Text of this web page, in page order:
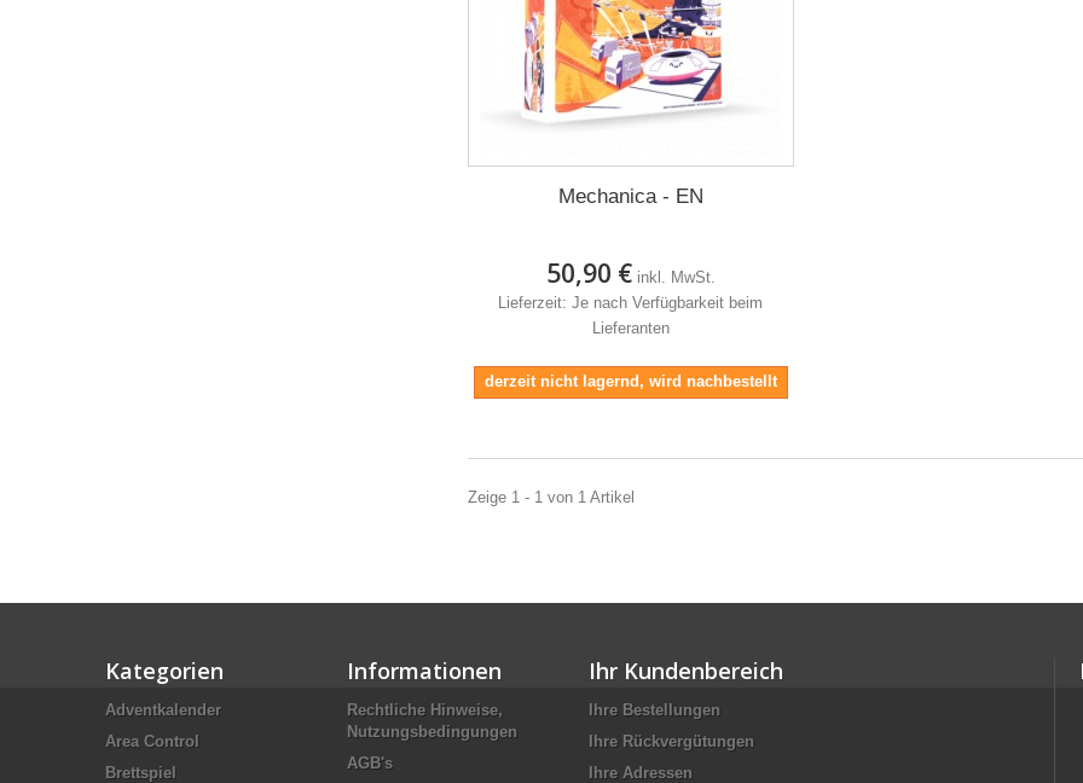
Mechanica - EN
50,90 € inkl. MwSt.
Lieferzeit: Je nach Verfügbarkeit beim
Lieferanten
derzeit nicht lagernd, wird nachbestellt
Zeige 1 - 1 von 1 Artikel
Kategorien
Adventkalender
Area Control
Brettspiel
Informationen
Rechtliche Hinweise,
Nutzungsbedingungen
AGB's
Ihr Kundenbereich
Ihre Bestellungen
Ihre Rückvergütungen
Ihre Adressen